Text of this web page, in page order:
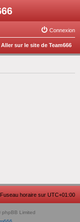
Connexion
Aller sur le site de Team666
Fuseau horaire sur UTC+01:00
Limited